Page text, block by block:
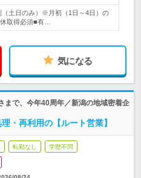
土日のみ）※月初（1日～4日）の
取得必須■有…
気になる
まで、今年40周年／新潟の地域密着企
・再利用の【ルート営業】
転勤なし 学歴不問